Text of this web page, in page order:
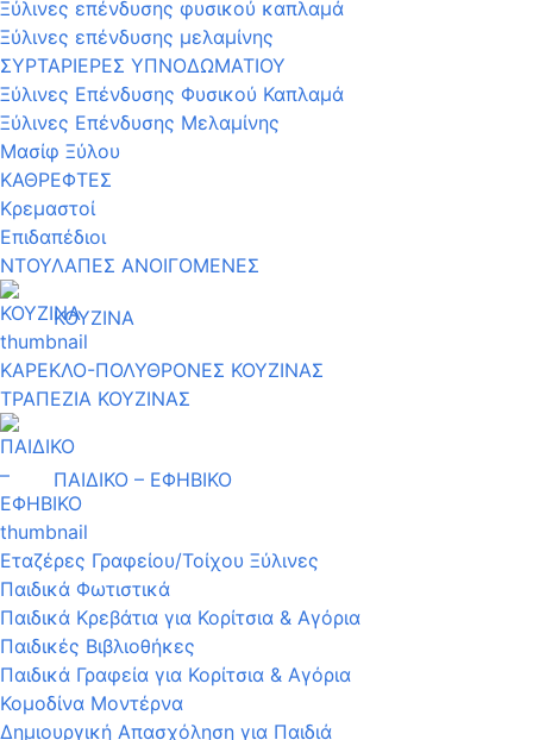
Ξύλινες επένδυσης φυσικού καπλαμά
Ξύλινες επένδυσης μελαμίνης
ΣΥΡΤΑΡΙΕΡΕΣ ΥΠΝΟΔΩΜΑΤΙΟΥ
Ξύλινες Επένδυσης Φυσικού Καπλαμά
Ξύλινες Επένδυσης Μελαμίνης
Μασίφ Ξύλου
ΚΑΘΡΕΦΤΕΣ
Κρεμαστοί
Επιδαπέδιοι
ΝΤΟΥΛΑΠΕΣ ΑΝΟΙΓΟΜΕΝΕΣ
ΚΟΥΖΙΝΑ
ΚΑΡΕΚΛΟ-ΠΟΛΥΘΡΟΝΕΣ ΚΟΥΖΙΝΑΣ
ΤΡΑΠΕΖΙΑ ΚΟΥΖΙΝΑΣ
ΠΑΙΔΙΚΟ – ΕΦΗΒΙΚΟ
Εταζέρες Γραφείου/Τοίχου Ξύλινες
Παιδικά Φωτιστικά
Παιδικά Κρεβάτια για Κορίτσια & Αγόρια
Παιδικές Βιβλιοθήκες
Παιδικά Γραφεία για Κορίτσια & Αγόρια
Κομοδίνα Μοντέρνα
Δημιουργική Απασχόληση για Παιδιά